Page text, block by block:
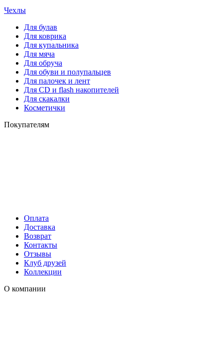
Чехлы
Для булав
Для коврика
Для купальника
Для мяча
Для обруча
Для обуви и полупальцев
Для палочек и лент
Для СD и flash накопителей
Для скакалки
Косметички
Покупателям
Оплата
Доставка
Возврат
Контакты
Отзывы
Клуб друзей
Коллекции
О компании